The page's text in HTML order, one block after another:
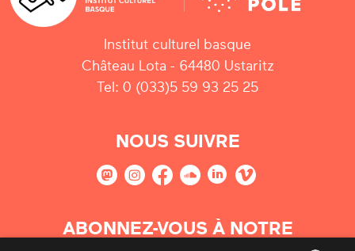
Institut culturel basque
Château Lota - 64480 Ustaritz
Tel: 0 (033)5 59 93 25 25
NOUS SUIVRE
ABONNEZ-VOUS À NOTRE